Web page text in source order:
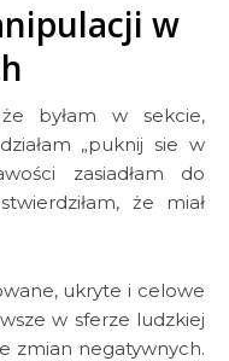
w
że byłam w sekcie,
„puknij sie w
zasiadłam do
że miał
ukryte i celowe
w sferze ludzkiej
zmian negatywnych.